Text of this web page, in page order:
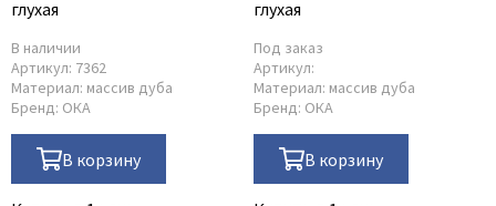
HSU
Kapelli
Krona Koblenz
Komfort Doors
Legend
LiGa
глухая
В наличии
Артикул: 7362
Материал: массив дуба
Бренд: ОКА
В корзину
глухая
Под заказ
Артикул:
Материал: массив дуба
Бренд: ОКА
В корзину